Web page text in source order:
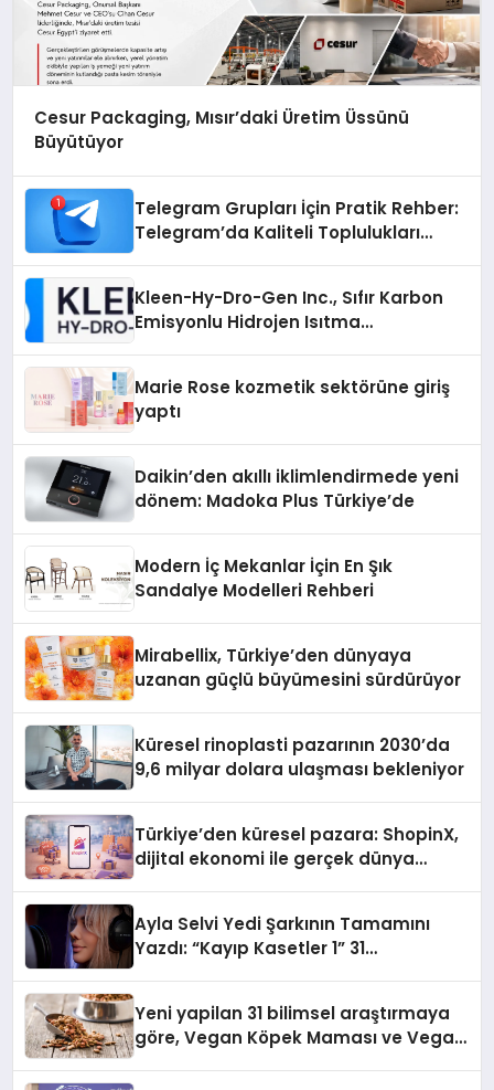
Cesur Packaging, Mısır’daki Üretim Üssünü
Büyütüyor
Telegram Grupları İçin Pratik Rehber:
Telegram’da Kaliteli Toplulukları
Kleen-Hy-Dro-Gen Inc., Sıfır Karbon
Emisyonlu Hidrojen Isıtma
Marie Rose kozmetik sektörüne giriş
yaptı
Daikin’den akıllı iklimlendirmede yeni
dönem: Madoka Plus Türkiye’de
Modern İç Mekanlar İçin En Şık
Sandalye Modelleri Rehberi
Mirabellix, Türkiye’den dünyaya
uzanan güçlü büyümesini sürdürüyor
Küresel rinoplasti pazarının 2030’da
9,6 milyar dolara ulaşması bekleniyor
Türkiye’den küresel pazara: ShopinX,
dijital ekonomi ile gerçek dünya
Ayla Selvi Yedi Şarkının Tamamını
Yazdı: “Kayıp Kasetler 1” 31
Yeni yapilan 31 bilimsel araştırmaya
göre, Vegan Köpek Maması ve Vegan